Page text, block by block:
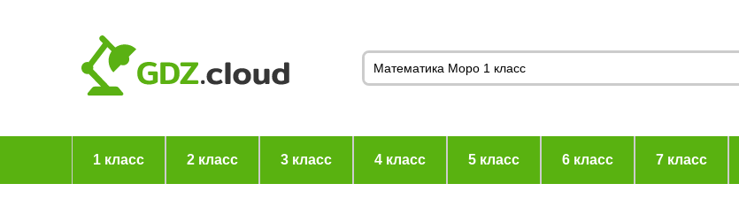
1 класс 2 класс 3 класс 4 класс 5 класс 6 класс 7 класс